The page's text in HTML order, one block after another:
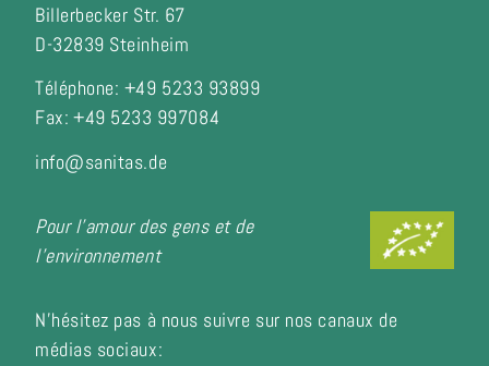
Billerbecker Str. 67
D-32839 Steinheim
Téléphone: +49 5233 93899
Fax: +49 5233 997084
info@sanitas.de
Pour l'amour des gens et de
l'environnement
N'hésitez pas à nous suivre sur nos canaux de
médias sociaux: